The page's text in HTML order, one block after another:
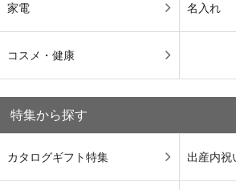
家電 名入れ
コスメ・健康
特集から探す
カタログギフト特集 出産内祝